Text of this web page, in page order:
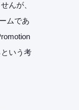
んが、
ムであ
いう考